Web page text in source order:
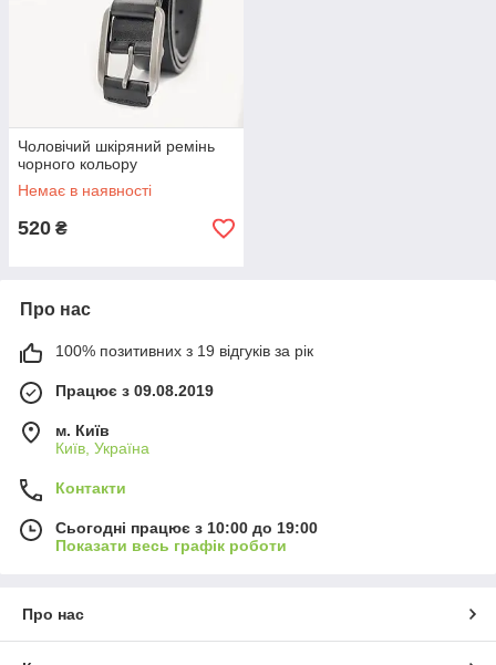
Чоловічий шкіряний ремінь
чорного кольору
Немає в наявності
520 ₴
Про нас
100% позитивних з 19 відгуків за рік
Працює з 09.08.2019
м. Київ
Київ, Україна
Контакти
Сьогодні працює з 10:00 до 19:00
Показати весь графік роботи
Про нас